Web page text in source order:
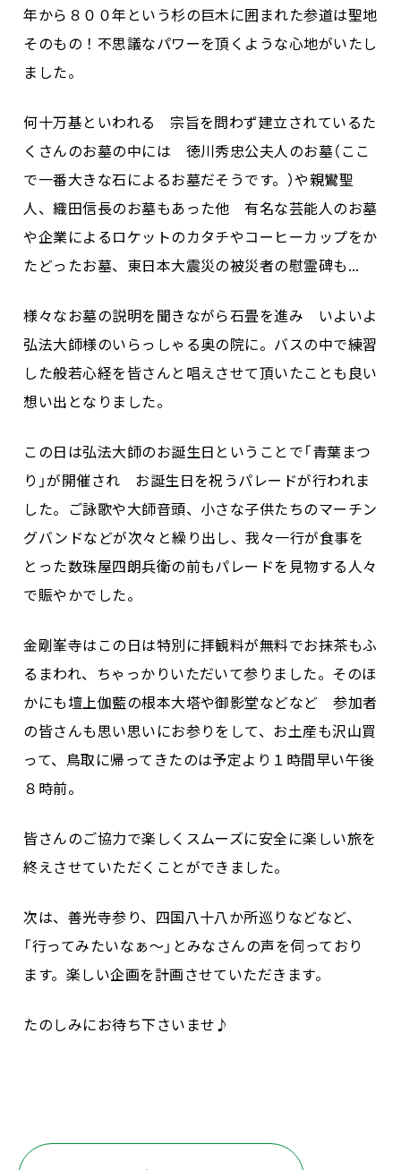
年から８００年という杉の巨木に囲まれた参道は聖地
そのもの！不思議なパワーを頂くような心地がいたし
ました。
何十万基といわれる 宗旨を問わず建立されているた
くさんのお墓の中には 徳川秀忠公夫人のお墓（ここ
で一番大きな石によるお墓だそうです。）や親鸞聖
人、織田信長のお墓もあった他 有名な芸能人のお墓
や企業によるロケットのカタチやコーヒーカップをか
たどったお墓、東日本大震災の被災者の慰霊碑も…
様々なお墓の説明を聞きながら石畳を進み いよいよ
弘法大師様のいらっしゃる奥の院に。バスの中で練習
した般若心経を皆さんと唱えさせて頂いたことも良い
想い出となりました。
この日は弘法大師のお誕生日ということで「青葉まつ
り」が開催され お誕生日を祝うパレードが行われま
した。ご詠歌や大師音頭、小さな子供たちのマーチン
グバンドなどが次々と繰り出し、我々一行が食事を
とった数珠屋四朗兵衛の前もパレードを見物する人々
で賑やかでした。
金剛峯寺はこの日は特別に拝観料が無料でお抹茶もふ
るまわれ、ちゃっかりいただいて参りました。そのほ
かにも壇上伽藍の根本大塔や御影堂などなど 参加者
の皆さんも思い思いにお参りをして、お土産も沢山買
って、鳥取に帰ってきたのは予定より１時間早い午後
８時前。
皆さんのご協力で楽しくスムーズに安全に楽しい旅を
終えさせていただくことができました。
次は、善光寺参り、四国八十八か所巡りなどなど、
「行ってみたいなぁ～」とみなさんの声を伺っており
ます。楽しい企画を計画させていただきます。
たのしみにお待ち下さいませ♪